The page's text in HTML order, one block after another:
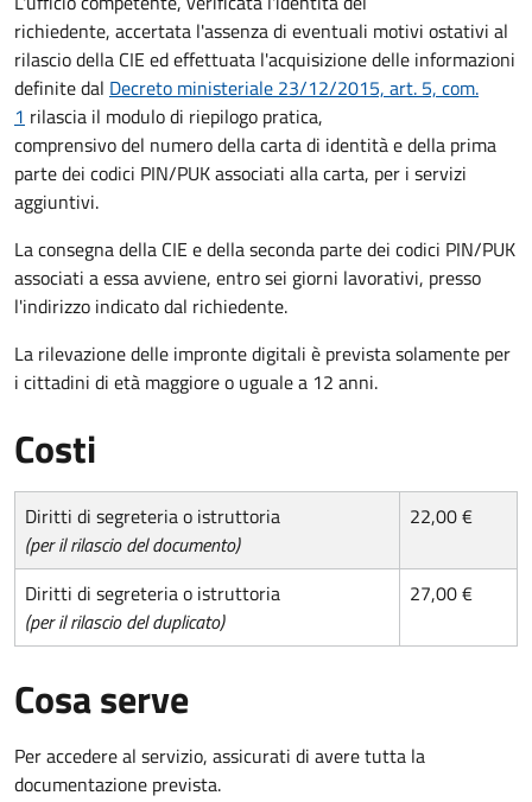
richiedente, accertata l'assenza di eventuali motivi ostativi al
rilascio della CIE ed effettuata l'acquisizione delle informazioni
definite dal Decreto ministeriale 23/12/2015, art. 5, com.
1 rilascia il modulo di riepilogo pratica,
comprensivo del numero della carta di identità e della prima
parte dei codici PIN/PUK associati alla carta, per i servizi
aggiuntivi.
La consegna della CIE e della seconda parte dei codici PIN/PUK
associati a essa avviene, entro sei giorni lavorativi, presso
l'indirizzo indicato dal richiedente.
La rilevazione delle impronte digitali è prevista solamente per
i cittadini di età maggiore o uguale a 12 anni.
Costi
Diritti di segreteria o istruttoria
(per il rilascio del documento)
22,00 €
Diritti di segreteria o istruttoria
(per il rilascio del duplicato)
27,00 €
Cosa serve
Per accedere al servizio, assicurati di avere tutta la
documentazione prevista.